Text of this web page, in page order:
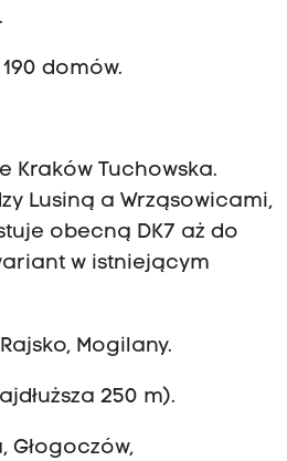
domów.
Kraków Tuchowska.
Lusiną a Wrząsowicami,
obecną DK7 aż do
w istniejącym
Mogilany.
250 m).
Głogoczów,